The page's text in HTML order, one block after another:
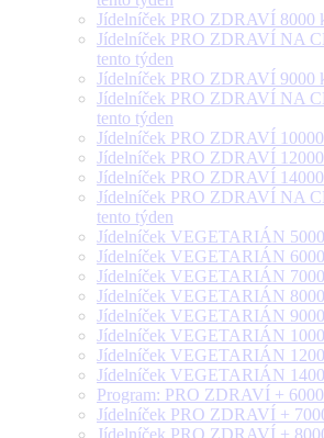
Jídelníček PRO ZDRAVÍ 8000
Jídelníček PRO ZDRAVÍ NA
tento týden
Jídelníček PRO ZDRAVÍ 9000
Jídelníček PRO ZDRAVÍ NA
tento týden
Jídelníček PRO ZDRAVÍ
Jídelníček PRO ZDRAVÍ
Jídelníček PRO ZDRAVÍ
Jídelníček PRO ZDRAVÍ NA
tento týden
Jídelníček VEGETARIÁN 5000
Jídelníček VEGETARIÁN 6000
Jídelníček VEGETARIÁN 7000
Jídelníček VEGETARIÁN 8000
Jídelníček VEGETARIÁN 9000
Jídelníček VEGETARIÁN
Jídelníček VEGETARIÁN
Jídelníček VEGETARIÁN
Program: PRO ZDRAVÍ +
Jídelníček PRO ZDRAVÍ +
Jídelníček PRO ZDRAVÍ +